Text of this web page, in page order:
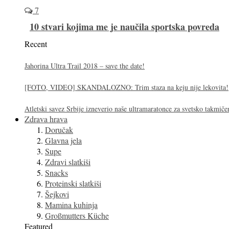
7
10 stvari kojima me je naučila sportska povreda
Recent
Jahorina Ultra Trail 2018 – save the date!
[FOTO, VIDEO] SKANDALOZNO: Trim staza na keju nije lekovita!
Atletski savez Srbije izneverio naše ultramaratonce za svetsko
Zdrava hrava
Doručak
Glavna jela
Supe
Zdravi slatkiši
Snacks
Proteinski slatkiši
Šejkovi
Mamina kuhinja
Großmutters Küche
Featured